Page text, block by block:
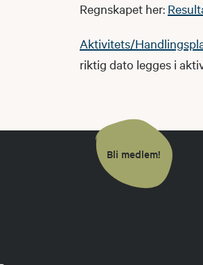
Regnskapet her:
Aktivitets/
riktig dato legges i
Bli medlem!